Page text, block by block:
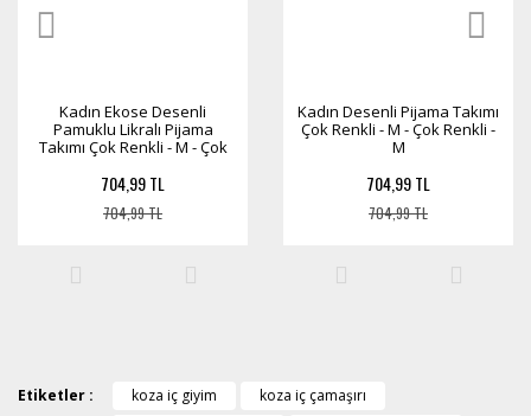
Kadın Ekose Desenli
Pamuklu Likralı Pijama
Takımı Çok Renkli - M - Çok
704,99 TL
704,99 TL
Kadın Desenli Pijama Takımı
Çok Renkli - M - Çok Renkli -
M
704,99 TL
704,99 TL
Etiketler : koza iç giyim
koza iç çamaşırı